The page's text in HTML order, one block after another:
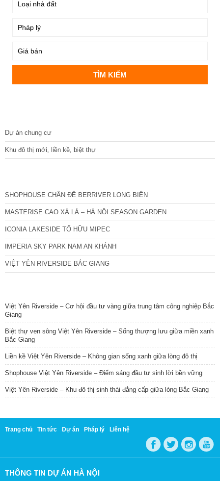
Dự án chung cư
Khu đô thị mới, liền kề, biệt thự
SHOPHOUSE CHÂN ĐẾ BERRIVER LONG BIÊN
MASTERISE CAO XÀ LÁ – HÀ NỘI SEASON GARDEN
ICONIA LAKESIDE TỐ HỮU MIPEC
IMPERIA SKY PARK NAM AN KHÁNH
VIỆT YÊN RIVERSIDE BẮC GIANG
Việt Yên Riverside – Cơ hội đầu tư vàng giữa trung tâm công nghiệp Bắc
Giang
Biệt thự ven sông Việt Yên Riverside – Sống thượng lưu giữa miền xanh
Bắc Giang
Liền kề Việt Yên Riverside – Không gian sống xanh giữa lòng đô thị
Shophouse Việt Yên Riverside – Điểm sáng đầu tư sinh lời bền vững
Việt Yên Riverside – Khu đô thị sinh thái đẳng cấp giữa lòng Bắc Giang
Trang chủ Tin tức Dự án Pháp lý Liên hệ
THÔNG TIN DỰ ÁN HÀ NỘI